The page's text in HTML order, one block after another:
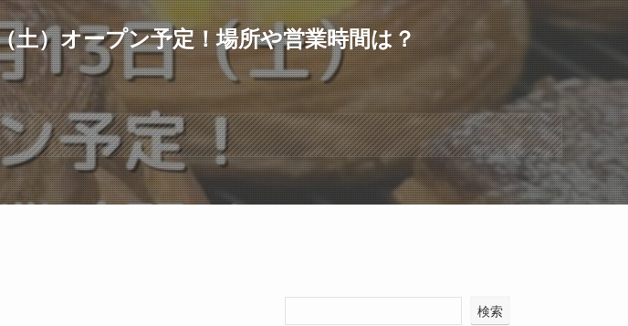
）オープン予定！場所や営業時間は？
検索